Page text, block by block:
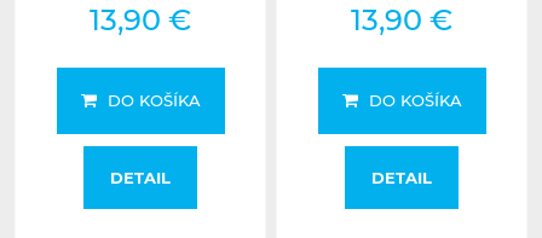
13,90 €
DO KOŠÍKA
DETAIL
13,90 €
DO KOŠÍKA
DETAIL